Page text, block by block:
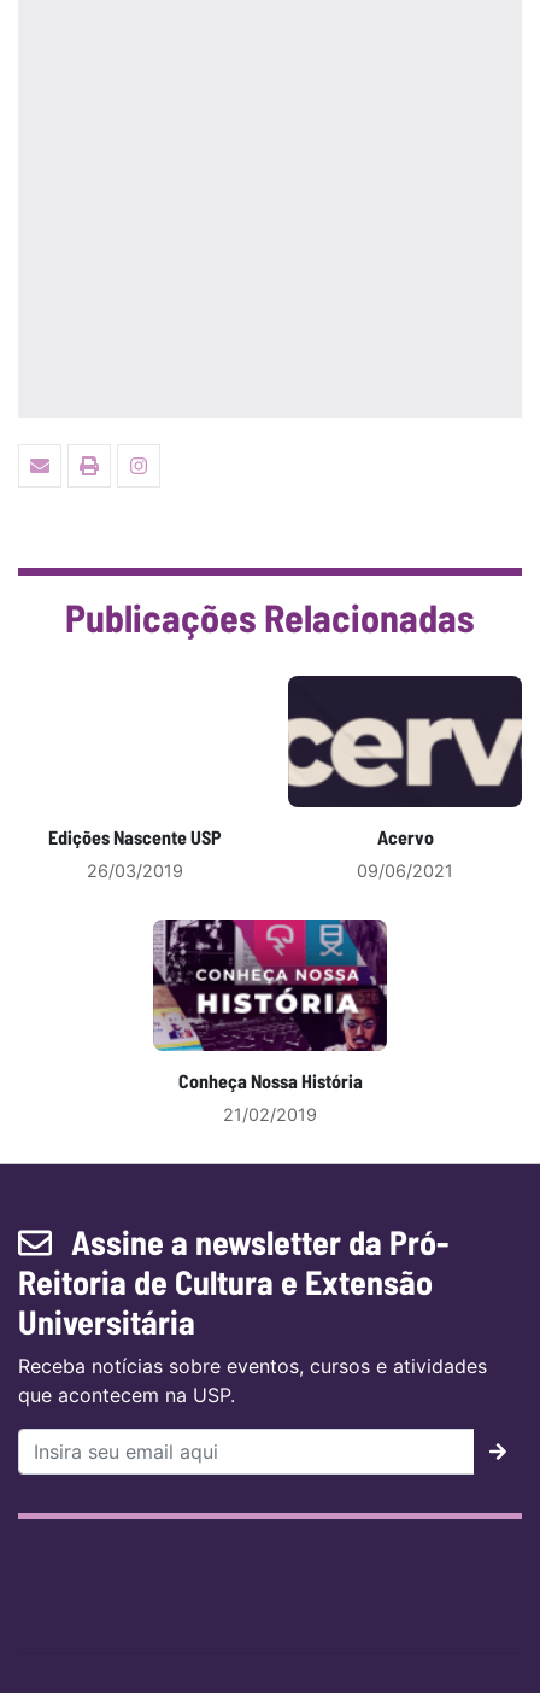
Publicações Relacionadas
Edições Nascente USP
26/03/2019
Acervo
09/06/2021
Conheça Nossa História
21/02/2019
Assine a newsletter da Pró-
Reitoria de Cultura e Extensão
Universitária
Receba notícias sobre eventos, cursos e atividades
que acontecem na USP.